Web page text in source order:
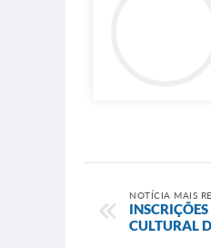
NOTÍCIA MAIS
CULTURAL